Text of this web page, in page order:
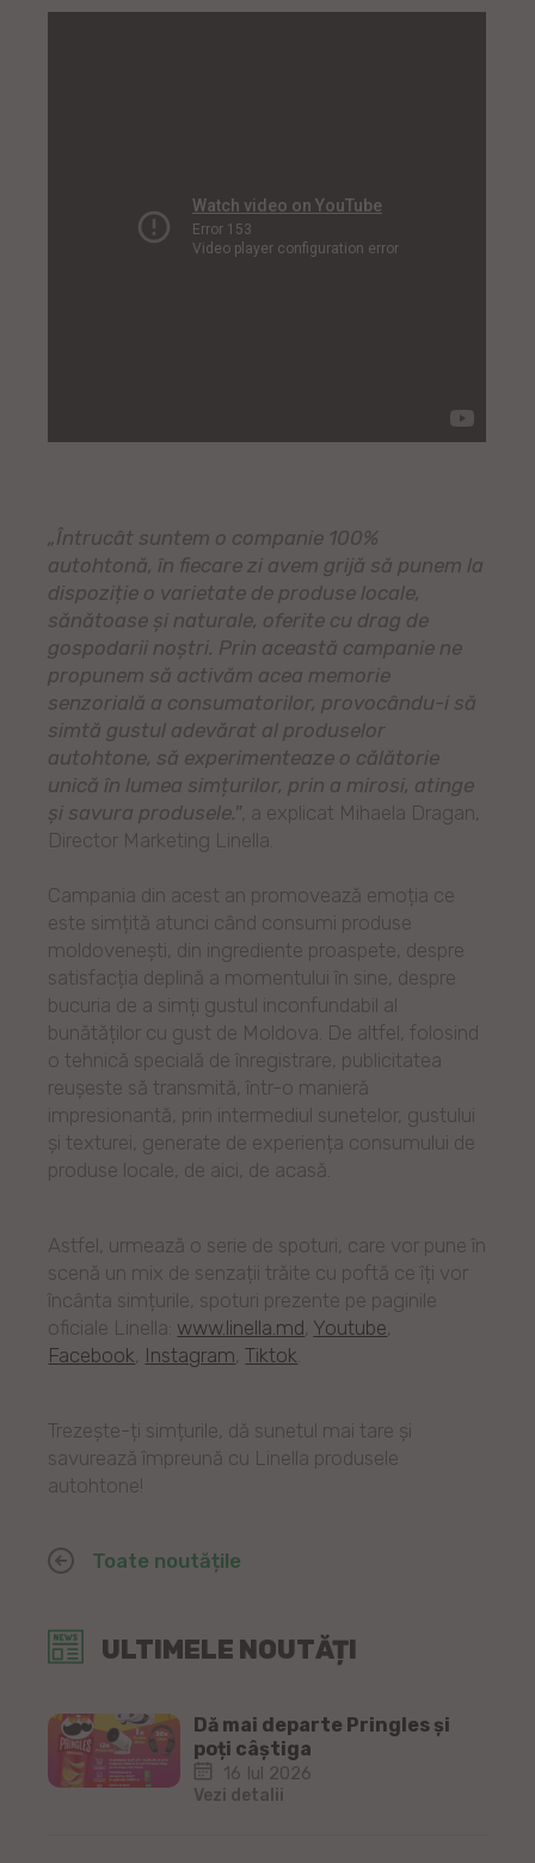
ULTIMELE NOUTĂȚI
Dă mai departe Pringles și
poți câștiga
16 Iul 2026
Vezi detalii
„Întrucât suntem o companie 100%
autohtonă, în fiecare zi avem grijă să punem la
dispoziție o varietate de produse locale,
sănătoase și naturale, oferite cu drag de
gospodarii noștri. Prin această campanie ne
propunem să activăm acea memorie
senzorială a consumatorilor, provocându-i să
simtă gustul adevărat al produselor
autohtone, să experimenteaze o călătorie
unică în lumea simțurilor, prin a mirosi, atinge
și savura produsele." , a explicat Mihaela Dragan,
Director Marketing Linella.
Campania din acest an promovează emoția ce
este simțită atunci când consumi produse
moldovenești, din ingrediente proaspete, despre
satisfacția deplină a momentului în sine, despre
bucuria de a simți gustul inconfundabil al
bunătăților cu gust de Moldova. De altfel, folosind
o tehnică specială de înregistrare, publicitatea
reușeste să transmită, într-o manieră
impresionantă, prin intermediul sunetelor, gustului
și texturei, generate de experiența consumului de
produse locale, de aici, de acasă.
Astfel, urmează o serie de spoturi, care vor pune în
scenă un mix de senzații trăite cu poftă ce îți vor
încânta simțurile, spoturi prezente pe paginile
oficiale Linella: www.linella.md Youtube
Facebook Instagram ,Tiktok
Trezește-ți simțurile, dă sunetul mai tare și
savurează împreună cu Linella produsele
autohtone!
Toate noutățile